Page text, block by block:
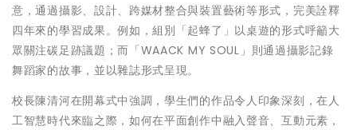
意，通過攝影、設計、跨媒材整合與裝置藝術等形式，完美詮釋
四年來的學習成果。例如，組別「起蜂了」以桌遊的形式呼籲大
眾關注碳足跡議題；而「WAACK MY SOUL」則通過攝影記錄
舞蹈家的故事，並以雜誌形式呈現。
校長陳清河在開幕式中強調，學生們的作品令人印象深刻，在人
工智慧時代來臨之際，如何在平面創作中融入聲音、互動元素，